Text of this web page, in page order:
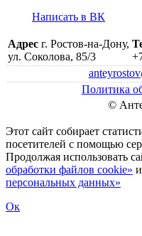
Написать в ВК
Адрес г. Ростов-на-Дону,
ул. Соколова, 85/3
Политика
©
Этот сайт собирает
посетителей c помощью
Продолжая использовать
обработки файлов cookie»
персональных данных»
Ок